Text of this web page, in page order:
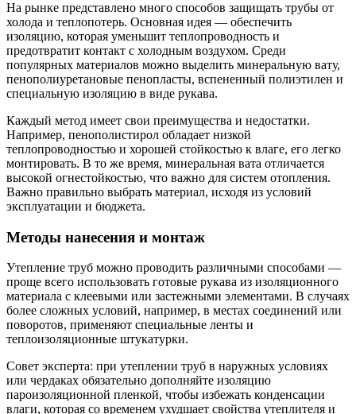
На рынке представлено много способов защищать трубы от
холода и теплопотерь. Основная идея — обеспечить
изоляцию, которая уменьшит теплопроводность и
предотвратит контакт с холодным воздухом. Среди
популярных материалов можно выделить минеральную вату,
пенополиуретановые пенопласты, вспененный полиэтилен и
специальную изоляцию в виде рукава.
Каждый метод имеет свои преимущества и недостатки.
Например, пенополистирол обладает низкой
теплопроводностью и хорошей стойкостью к влаге, его легко
монтировать. В то же время, минеральная вата отличается
высокой огнестойкостью, что важно для систем отопления.
Важно правильно выбрать материал, исходя из условий
эксплуатации и бюджета.
Методы нанесения и монтаж
Утепление труб можно проводить различными способами —
проще всего использовать готовые рукава из изоляционного
материала с клеевыми или застежными элементами. В случаях
более сложных условий, например, в местах соединений или
поворотов, применяют специальные ленты и
теплоизоляционные штукатурки.
Совет эксперта: при утеплении труб в наружных условиях
или чердаках обязательно дополняйте изоляцию
пароизоляционной пленкой, чтобы избежать конденсации
влаги, которая со временем ухудшает свойства утеплителя и